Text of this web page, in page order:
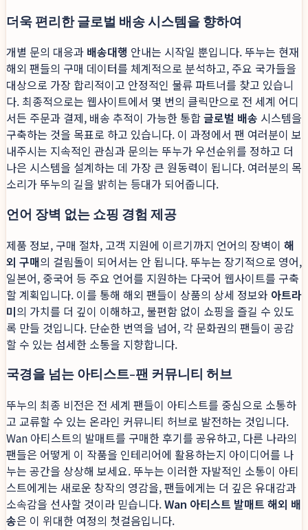
더욱 편리한 글로벌 배송 시스템을 향하여
개별 문의 대응과 배송대행 안내는 시작일 뿐입니다. 뚜누는 현재
해외 팬들의 구매 데이터를 체계적으로 분석하고, 주요 국가들을
대상으로 가장 합리적이고 안정적인 물류 파트너를 찾고 있습니
다. 최종적으로는 웹사이트에서 몇 번의 클릭만으로 전 세계 어디
서든 주문과 결제, 배송 추적이 가능한 통합글로벌 배송 시스템을
구축하는 것을 목표로 하고 있습니다. 이 과정에서 팬 여러분이 보
내주시는 지속적인 관심과 문의는 뚜누가 우선순위를 정하고 더
나은 시스템을 설계하는 데 가장 큰 원동력이 됩니다. 여러분의 목
소리가 뚜누의 길을 밝히는 등대가 되어줍니다.
언어 장벽 없는 쇼핑 경험 제공
제품 정보, 구매 절차, 고객 지원에 이르기까지 언어의 장벽이 해
외 구매의 걸림돌이 되어서는 안 됩니다. 뚜누는 장기적으로 영어,
일본어, 중국어 등 주요 언어를 지원하는 다국어 웹사이트를 구축
할 계획입니다. 이를 통해 해외 팬들이 상품의 상세 정보와 아트라
미의 가치를 더 깊이 이해하고, 불편함 없이 쇼핑을 즐길 수 있도
록 만들 것입니다. 단순한 번역을 넘어, 각 문화권의 팬들이 공감
할 수 있는 섬세한 소통을 지향합니다.
국경을 넘는 아티스트-팬 커뮤니티 허브
뚜누의 최종 비전은 전 세계 팬들이 아티스트를 중심으로 소통하
고 교류할 수 있는 온라인 커뮤니티 허브로 발전하는 것입니다.
Wan 아티스트의 발매트를 구매한 후기를 공유하고, 다른 나라의
팬들은 어떻게 이 작품을 인테리어에 활용하는지 아이디어를 나
누는 공간을 상상해 보세요. 뚜누는 이러한 자발적인 소통이 아티
스트에게는 새로운 창작의 영감을, 팬들에게는 더 깊은 유대감과
소속감을 선사할 것이라 믿습니다.Wan 아티스트 발매트 해외 배
송은 이 위대한 여정의 첫걸음입니다.